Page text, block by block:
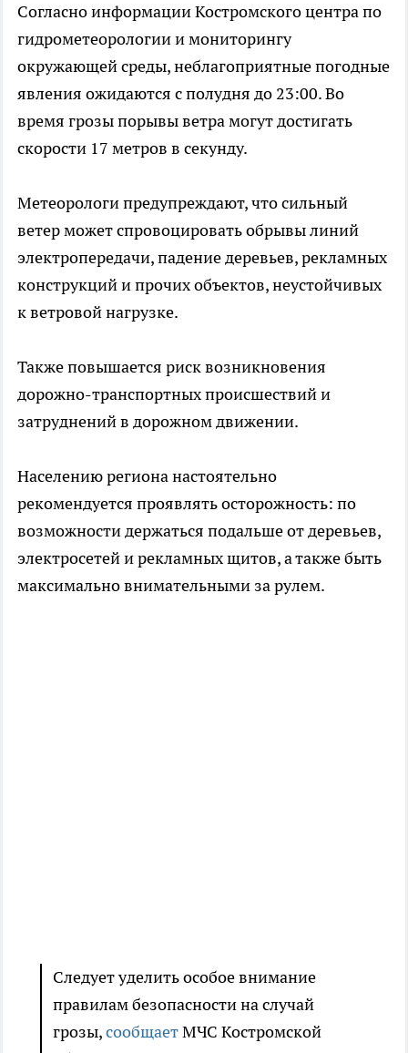
Согласно информации Костромского центра по
гидрометеорологии и мониторингу
окружающей среды, неблагоприятные погодные
явления ожидаются с полудня до 23:00. Во
время грозы порывы ветра могут достигать
скорости 17 метров в секунду.
Метеорологи предупреждают, что сильный
ветер может спровоцировать обрывы линий
электропередачи, падение деревьев, рекламных
конструкций и прочих объектов, неустойчивых
к ветровой нагрузке.
Также повышается риск возникновения
дорожно-транспортных происшествий и
затруднений в дорожном движении.
Населению региона настоятельно
рекомендуется проявлять осторожность: по
возможности держаться подальше от деревьев,
электросетей и рекламных щитов, а также быть
максимально внимательными за рулем.
Следует уделить особое внимание
правилам безопасности на случай
грозы,сообщаетМЧС Костромской